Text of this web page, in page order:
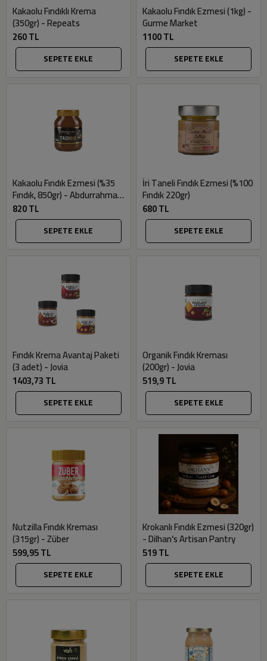
Kakaolu Fındıklı Krema
(350gr) - Repeats
260 TL
SEPETE EKLE
Kakaolu Fındık Ezmesi (1kg) -
Gurme Market
1100 TL
SEPETE EKLE
Kakaolu Fındık Ezmesi (%35
Fındık, 850gr) - Abdurrahman
Tatlıcı
820 TL
SEPETE EKLE
İri Taneli Fındık Ezmesi (%100
Fındık 220gr)
680 TL
SEPETE EKLE
Fındık Krema Avantaj Paketi
(3 adet) - Jovia
1403,73 TL
SEPETE EKLE
Organik Fındık Kreması
(200gr) - Jovia
519,9 TL
SEPETE EKLE
Nutzilla Fındık Kreması
(315gr) - Züber
599,95 TL
SEPETE EKLE
Krokanlı Fındık Ezmesi (320gr)
- Dilhan’s Artisan Pantry
519 TL
SEPETE EKLE